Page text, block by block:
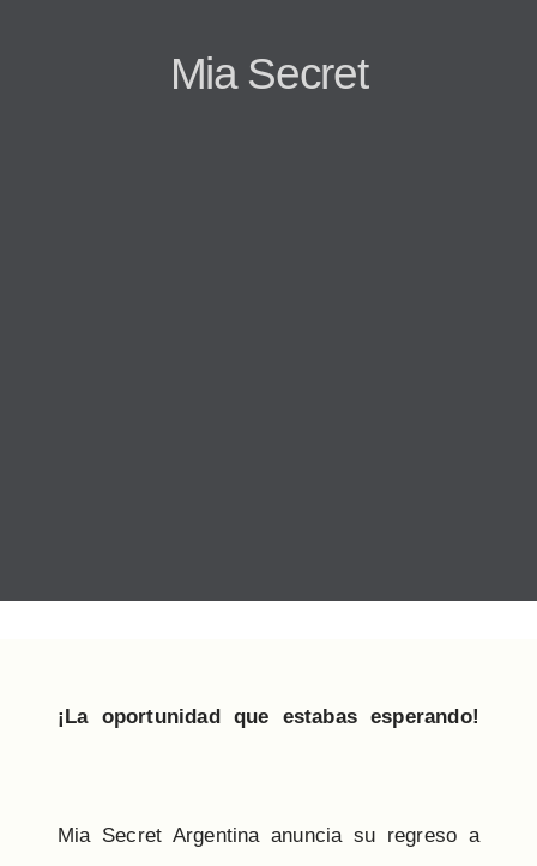
Mia Secret
¡La oportunidad que estabas esperando!
Mia Secret Argentina anuncia su regreso a